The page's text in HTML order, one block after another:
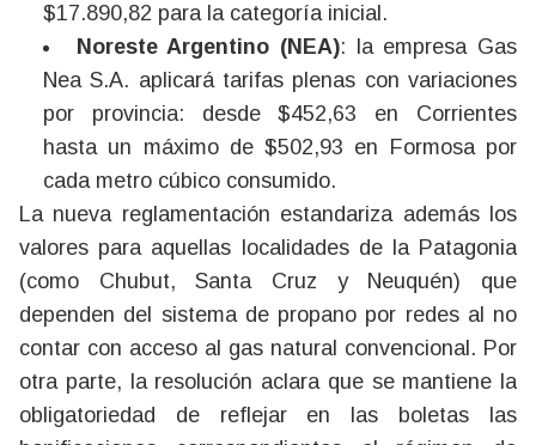
$17.890,82 para la categoría inicial.
Noreste Argentino (NEA): la empresa Gas
Nea S.A. aplicará tarifas plenas con variaciones
por provincia: desde $452,63 en Corrientes
hasta un máximo de $502,93 en Formosa por
cada metro cúbico consumido.
La nueva reglamentación estandariza además los
valores para aquellas localidades de la Patagonia
(como Chubut, Santa Cruz y Neuquén) que
dependen del sistema de propano por redes al no
contar con acceso al gas natural convencional. Por
otra parte, la resolución aclara que se mantiene la
obligatoriedad de reflejar en las boletas las